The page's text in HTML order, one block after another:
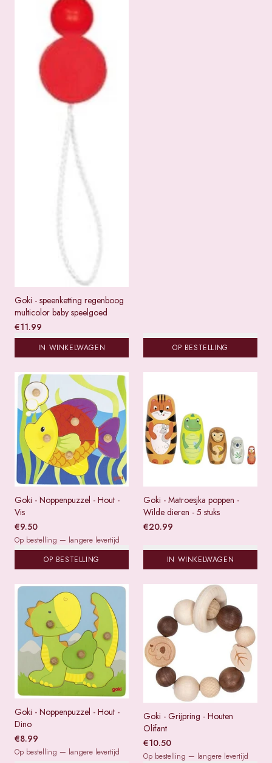
Goki - speenketting regenboog
multicolor baby speelgoed
€11.99
IN WINKELWAGEN OP BESTELLING
Goki - Noppenpuzzel - Hout -
Vis
€9.50
Op bestelling — langere levertijd
OP BESTELLING
Goki - Matroesjka poppen -
Wilde dieren - 5 stuks
€20.99
IN WINKELWAGEN
Goki - Noppenpuzzel - Hout -
Dino
€8.99
Op bestelling — langere levertijd
Goki - Grijpring - Houten
Olifant
€10.50
Op bestelling — langere levertijd